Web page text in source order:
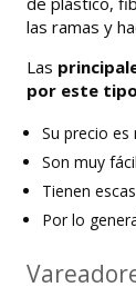
las ramas y
Las
por este
Su precio
Son muy
Tienen
Por lo